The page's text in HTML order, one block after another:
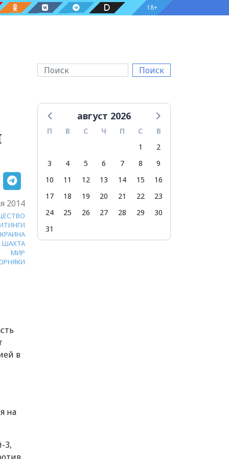
18+
Поиск
2014
ШАХТА
МИР
в
на
3,
август 2026
П В С Ч П С
В
1
2
3
4 5 6 7 8
9
10
11 12 13 14 15
16
17
18 19 20 21 22
23
24
25 26 27 28 29
30
31